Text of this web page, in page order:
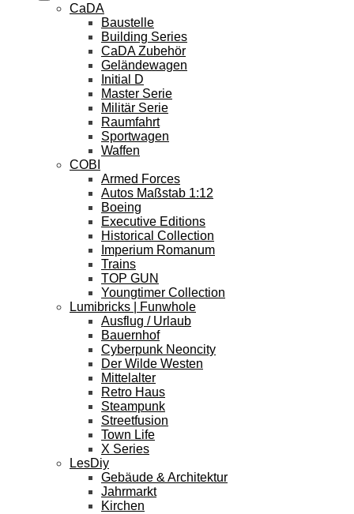
CaDA
Baustelle
Building Series
CaDA Zubehör
Geländewagen
Initial D
Master Serie
Militär Serie
Raumfahrt
Sportwagen
Waffen
COBI
Armed Forces
Autos Maßstab 1:12
Boeing
Executive Editions
Historical Collection
Imperium Romanum
Trains
TOP GUN
Youngtimer Collection
Lumibricks | Funwhole
Ausflug / Urlaub
Bauernhof
Cyberpunk Neoncity
Der Wilde Westen
Mittelalter
Retro Haus
Steampunk
Streetfusion
Town Life
X Series
LesDiy
Gebäude & Architektur
Jahrmarkt
Kirchen